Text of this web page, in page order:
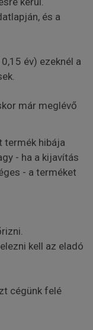
és a
év) ezeknél a
már meglévő
termék hibája
- ha a kijavítás
- a terméket
kell az eladó
cégünk felé